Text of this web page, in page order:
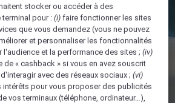
stocker ou accéder à des
terminal pour :(i) faire fonctionner les sites
que vous demandez (vous ne pouvez
et personnaliser les fonctionnalités
l'audience et la performance des sites ;(iv)
de « cashback » si vous en avez souscrit
avec des réseaux sociaux ;(vi)
intérêts pour vous proposer des publicités
vos terminaux (téléphone, ordinateur…),